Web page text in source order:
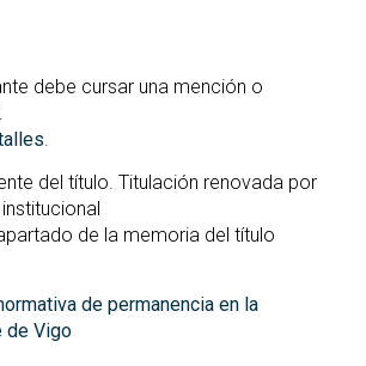
debe cursar una mención o
.
del título. Titulación renovada por
de la memoria del título
de permanencia en la
de Vigo